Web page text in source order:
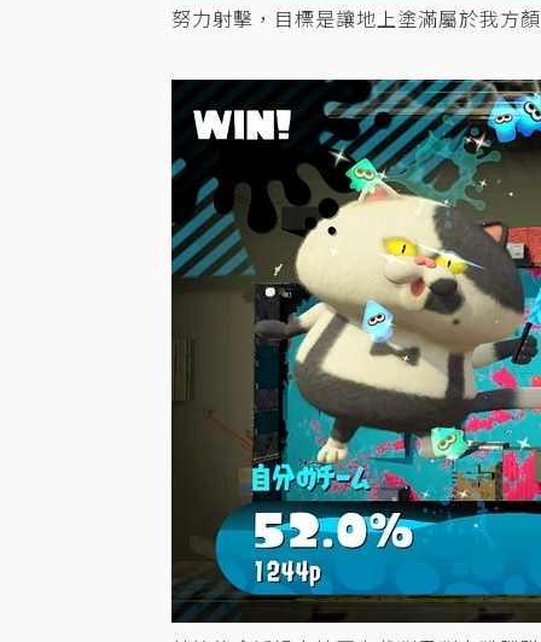
努力射擊，目標是讓地上塗滿屬於我方